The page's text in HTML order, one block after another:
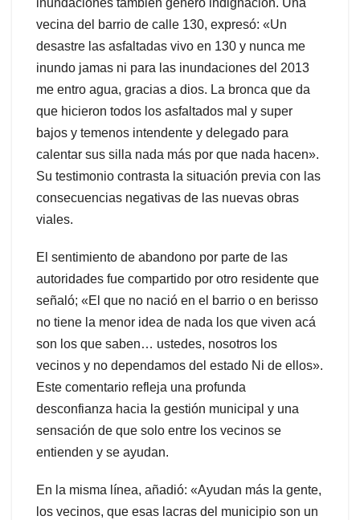
inundaciones también generó indignación. Una
vecina del barrio de calle 130, expresó: «Un
desastre las asfaltadas vivo en 130 y nunca me
inundo jamas ni para las inundaciones del 2013
me entro agua, gracias a dios. La bronca que da
que hicieron todos los asfaltados mal y super
bajos y temenos intendente y delegado para
calentar sus silla nada más por que nada hacen».
Su testimonio contrasta la situación previa con las
consecuencias negativas de las nuevas obras
viales.
El sentimiento de abandono por parte de las
autoridades fue compartido por otro residente que
señaló; «El que no nació en el barrio o en berisso
no tiene la menor idea de nada los que viven acá
son los que saben… ustedes, nosotros los
vecinos y no dependamos del estado Ni de ellos».
Este comentario refleja una profunda
desconfianza hacia la gestión municipal y una
sensación de que solo entre los vecinos se
entienden y se ayudan.
En la misma línea, añadió: «Ayudan más la gente,
los vecinos, que esas lacras del municipio son un